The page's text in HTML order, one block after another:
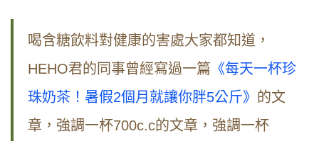
喝含糖飲料對健康的害處大家都知道，
HEHO君的同事曾經寫過一篇 《每天一杯珍
珠奶茶！暑假2個月就讓你胖5公斤》 的文
章，強調一杯700c.c的文章，強調一杯